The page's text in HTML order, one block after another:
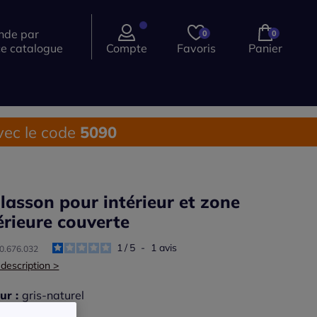
par
catalogue
Compte
0
Favoris
0
Panier
le code 5090
pour intérieur et zone
couverte
1/ 5 - 1avis
>
:gris-naturel